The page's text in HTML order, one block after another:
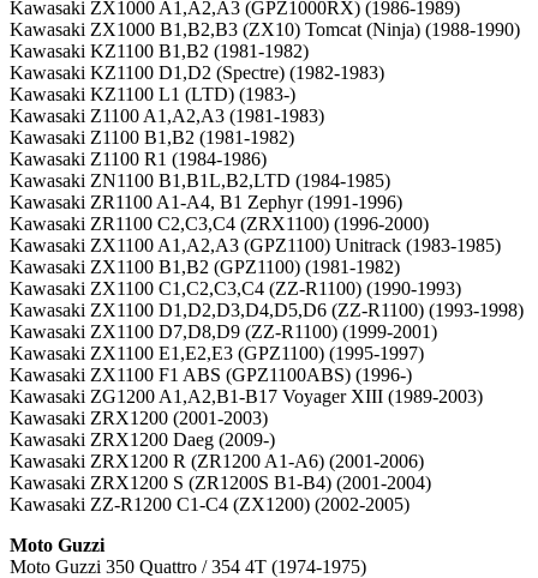
Kawasaki ZX1000 A1,A2,A3 (GPZ1000RX) (1986-1989)
Kawasaki ZX1000 B1,B2,B3 (ZX10) Tomcat (Ninja) (1988-1990)
Kawasaki KZ1100 B1,B2 (1981-1982)
Kawasaki KZ1100 D1,D2 (Spectre) (1982-1983)
Kawasaki KZ1100 L1 (LTD) (1983-)
Kawasaki Z1100 A1,A2,A3 (1981-1983)
Kawasaki Z1100 B1,B2 (1981-1982)
Kawasaki Z1100 R1 (1984-1986)
Kawasaki ZN1100 B1,B1L,B2,LTD (1984-1985)
Kawasaki ZR1100 A1-A4, B1 Zephyr (1991-1996)
Kawasaki ZR1100 C2,C3,C4 (ZRX1100) (1996-2000)
Kawasaki ZX1100 A1,A2,A3 (GPZ1100) Unitrack (1983-1985)
Kawasaki ZX1100 B1,B2 (GPZ1100) (1981-1982)
Kawasaki ZX1100 C1,C2,C3,C4 (ZZ-R1100) (1990-1993)
Kawasaki ZX1100 D1,D2,D3,D4,D5,D6 (ZZ-R1100) (1993-1998)
Kawasaki ZX1100 D7,D8,D9 (ZZ-R1100) (1999-2001)
Kawasaki ZX1100 E1,E2,E3 (GPZ1100) (1995-1997)
Kawasaki ZX1100 F1 ABS (GPZ1100ABS) (1996-)
Kawasaki ZG1200 A1,A2,B1-B17 Voyager XIII (1989-2003)
Kawasaki ZRX1200 (2001-2003)
Kawasaki ZRX1200 Daeg (2009-)
Kawasaki ZRX1200 R (ZR1200 A1-A6) (2001-2006)
Kawasaki ZRX1200 S (ZR1200S B1-B4) (2001-2004)
Kawasaki ZZ-R1200 C1-C4 (ZX1200) (2002-2005)
Moto Guzzi
Moto Guzzi 350 Quattro / 354 4T (1974-1975)